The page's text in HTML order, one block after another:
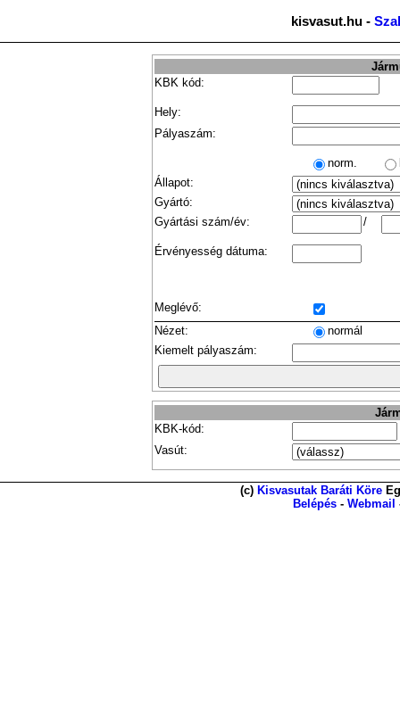
kisvasut.hu -
KBK kód:
Hely:
Pályaszám:
norm.
Állapot:
Gyártó:
Gyártási szám/év:
/
Érvényesség dátuma:
Meglévő:
Nézet:
normál
Kiemelt pályaszám:
KBK-kód:
Vasút:
(c) Kisvasutak Baráti Köre
Belépés - Webmail